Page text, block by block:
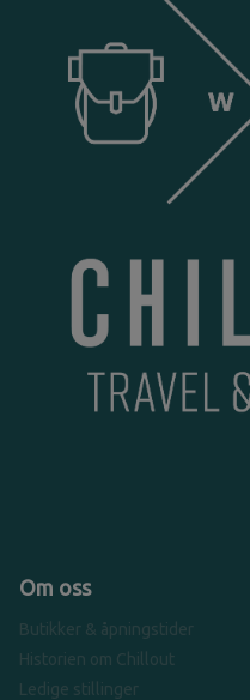
Om oss
Butikker & åpningstider
Historien om Chillout
Ledige stillinger